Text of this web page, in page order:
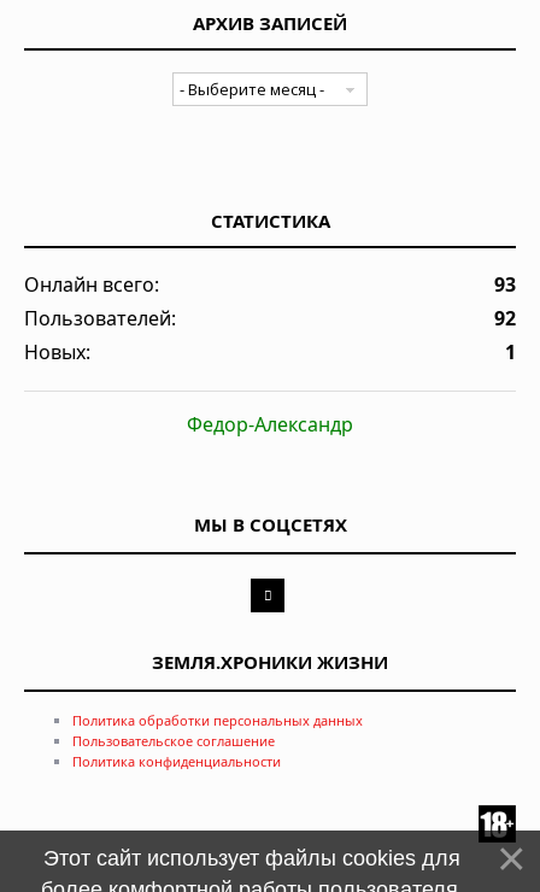
АРХИВ ЗАПИСЕЙ
СТАТИСТИКА
Онлайн всего:
93
Пользователей:
92
Новых:
1
Федор-Александр
МЫ В СОЦСЕТЯХ
ЗЕМЛЯ.ХРОНИКИ ЖИЗНИ
Политика обработки персональных данных
Пользовательское соглашение
Политика конфиденциальности
Этот сайт использует файлы cookies для